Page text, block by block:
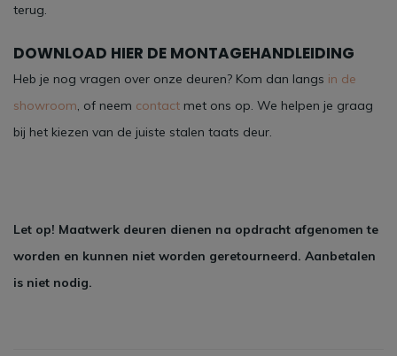
terug.
DOWNLOAD HIER DE MONTAGEHANDLEIDING
Heb je nog vragen over onze deuren? Kom dan langs in de
showroom, of neem contact met ons op. We helpen je graag
bij het kiezen van de juiste stalen taats deur.
Let op! Maatwerk deuren dienen na opdracht afgenomen te
worden en kunnen niet worden geretourneerd. Aanbetalen
is niet nodig.